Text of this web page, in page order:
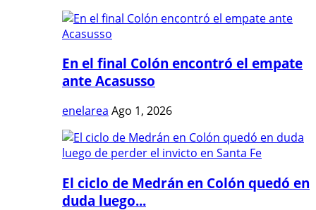
En el final Colón encontró el empate
ante Acasusso
enelarea Ago 1, 2026
El ciclo de Medrán en Colón quedó en
duda luego...